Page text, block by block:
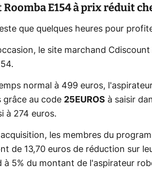
Roomba E154 à prix réduit
que quelques heures pour
le site marchand
normal à 499 euros,
grâce au code 25EUROS à saisir
à 274 euros.
les membres du
de 13,70 euros de réduction sur
à 5% du montant de l'aspirateur